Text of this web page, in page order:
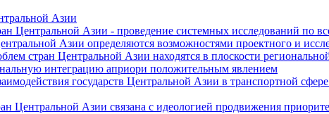
Азии
Центральной Азии - проведение системных исследований по
Азии определяются возможностями проектного и
стран Центральной Азии находятся в плоскости
интеграцию априори положительным явлением
государств Центральной Азии в транспортной
Центральной Азии связана с идеологией продвижения